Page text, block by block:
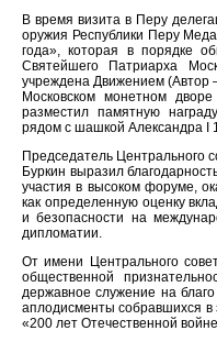
В время визита в Перу
оружия Республики Перу
года», которая в порядке
Святейшего Патриарха
учреждена Движением (Автор
Московском монетном
разместил памятную
рядом с шашкой Александра I
Председатель Центрального
Буркин выразил
участия в высоком форуме,
как определенную оценку
и безопасности на
дипломатии.
От имени Центрального
общественной
державное служение на
аплодисменты собравшихся
«200 лет Отечественной